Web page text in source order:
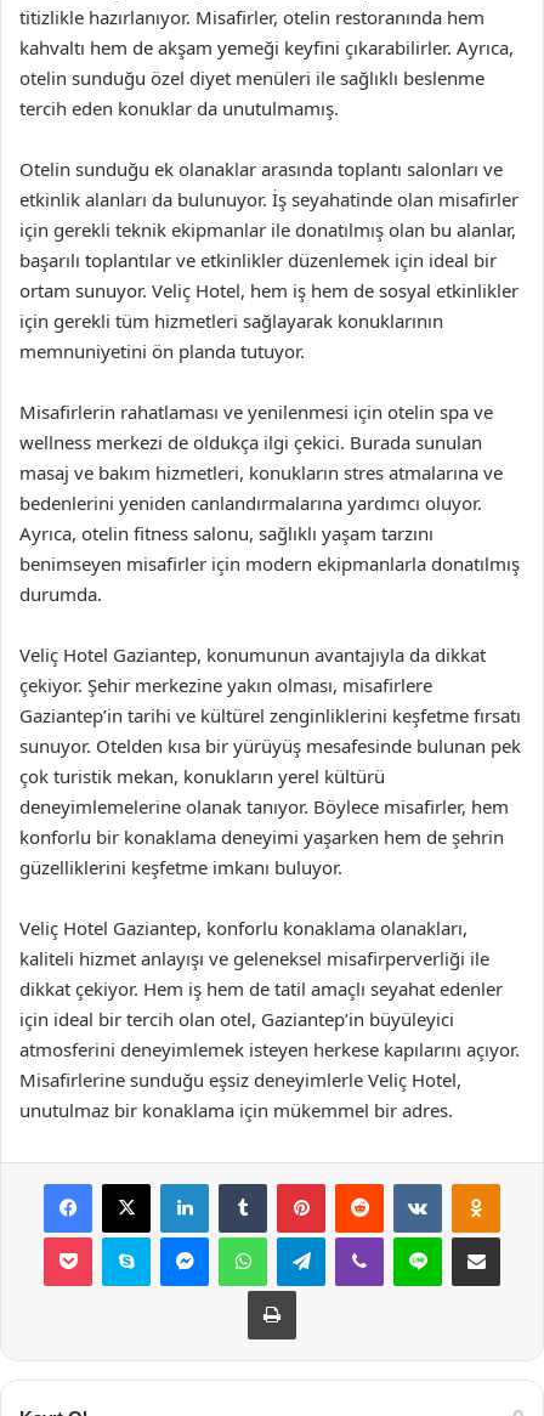
titizlikle hazırlanıyor. Misafirler, otelin restoranında hem
kahvaltı hem de akşam yemeği keyfini çıkarabilirler. Ayrıca,
otelin sunduğu özel diyet menüleri ile sağlıklı beslenme
tercih eden konuklar da unutulmamış.
Otelin sunduğu ek olanaklar arasında toplantı salonları ve
etkinlik alanları da bulunuyor. İş seyahatinde olan misafirler
için gerekli teknik ekipmanlar ile donatılmış olan bu alanlar,
başarılı toplantılar ve etkinlikler düzenlemek için ideal bir
ortam sunuyor. Veliç Hotel, hem iş hem de sosyal etkinlikler
için gerekli tüm hizmetleri sağlayarak konuklarının
memnuniyetini ön planda tutuyor.
Misafirlerin rahatlaması ve yenilenmesi için otelin spa ve
wellness merkezi de oldukça ilgi çekici. Burada sunulan
masaj ve bakım hizmetleri, konukların stres atmalarına ve
bedenlerini yeniden canlandırmalarına yardımcı oluyor.
Ayrıca, otelin fitness salonu, sağlıklı yaşam tarzını
benimseyen misafirler için modern ekipmanlarla donatılmış
durumda.
Veliç Hotel Gaziantep, konumunun avantajıyla da dikkat
çekiyor. Şehir merkezine yakın olması, misafirlere
Gaziantep’in tarihi ve kültürel zenginliklerini keşfetme fırsatı
sunuyor. Otelden kısa bir yürüyüş mesafesinde bulunan pek
çok turistik mekan, konukların yerel kültürü
deneyimlemelerine olanak tanıyor. Böylece misafirler, hem
konforlu bir konaklama deneyimi yaşarken hem de şehrin
güzelliklerini keşfetme imkanı buluyor.
Veliç Hotel Gaziantep, konforlu konaklama olanakları,
kaliteli hizmet anlayışı ve geleneksel misafirperverliği ile
dikkat çekiyor. Hem iş hem de tatil amaçlı seyahat edenler
için ideal bir tercih olan otel, Gaziantep’in büyüleyici
atmosferini deneyimlemek isteyen herkese kapılarını açıyor.
Misafirlerine sunduğu eşsiz deneyimlerle Veliç Hotel,
unutulmaz bir konaklama için mükemmel bir adres.
Facebook
X LinkedInTumblr PinterestReddit VKontakte
Pocket Skype MessengerWhatsAppTelegramViber Line E-Posta ile
Yazdır